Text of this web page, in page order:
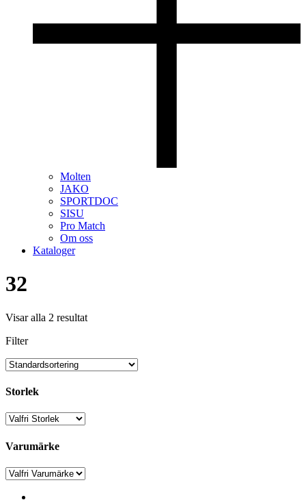
Molten
JAKO
SPORTDOC
SISU
Pro Match
Om oss
Kataloger
32
Visar alla 2 resultat
Filter
Storlek
Varumärke